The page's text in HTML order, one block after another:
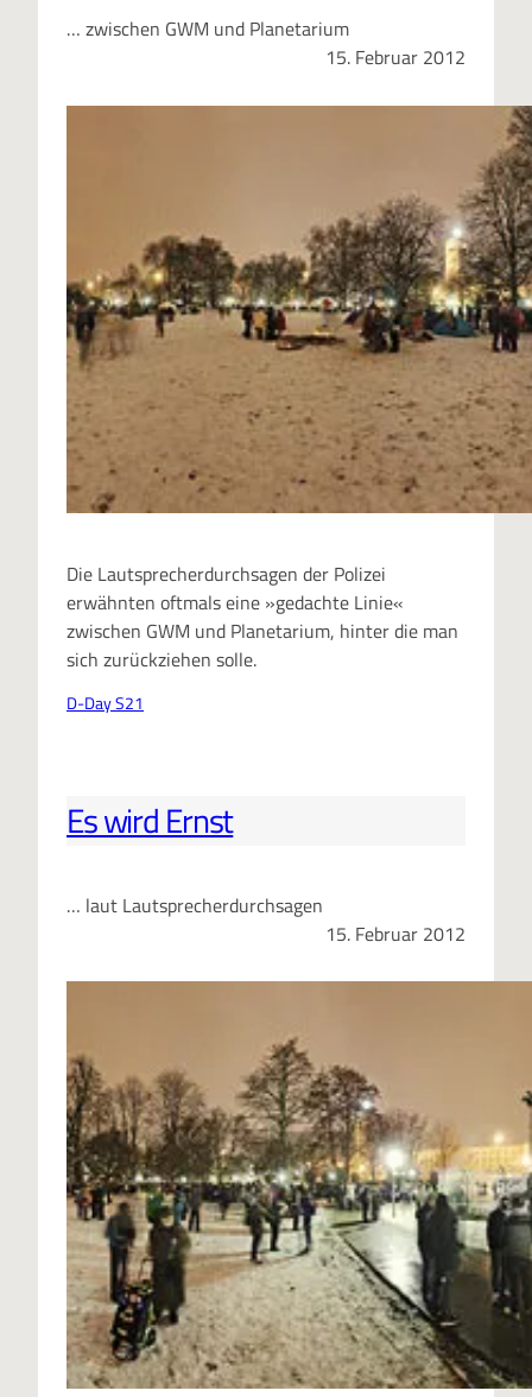
… zwischen GWM und Planetarium
15. Februar 2012
Die Lautsprecherdurchsagen der Polizei
erwähnten oftmals eine »gedachte Linie«
zwischen GWM und Planetarium, hinter die man
sich zurückziehen solle.
D-Day S21
Es wird Ernst
… laut Lautsprecherdurchsagen
15. Februar 2012